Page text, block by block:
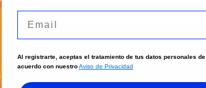
Ayuda
Al registrarte, aceptas el tratamiento de tus datos personales de
acuerdo con nuestroAviso de Privacidad